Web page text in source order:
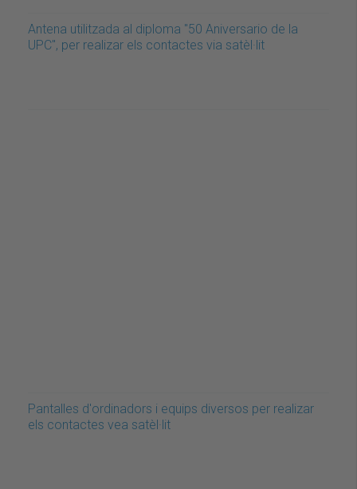
Antena utilitzada al diploma "50 Aniversario de la
UPC", per realizar els contactes via satèl·lit
Pantalles d'ordinadors i equips diversos per realizar
els contactes vea satèl·lit